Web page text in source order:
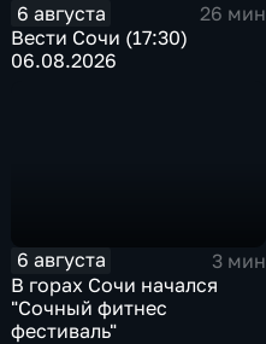
6 августа
26 мин
Вести Сочи (17:30)
06.08.2026
6 августа
3 мин
В горах Сочи начался
"Сочный фитнес
фестиваль"